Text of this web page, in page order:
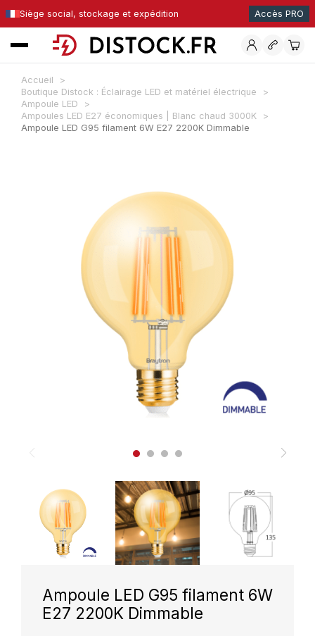
Siège social, stockage et expédition Accès PRO
Accueil
Boutique Distock : Éclairage LED et matériel électrique
Ampoule LED
Ampoules LED E27 économiques | Blanc chaud 3000K
Ampoule LED G95 filament 6W E27 2200K Dimmable
Ampoule LED G95 filament 6W
E27 2200K Dimmable